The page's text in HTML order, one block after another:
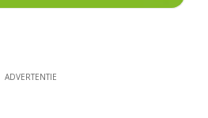
ADVERTENTIE